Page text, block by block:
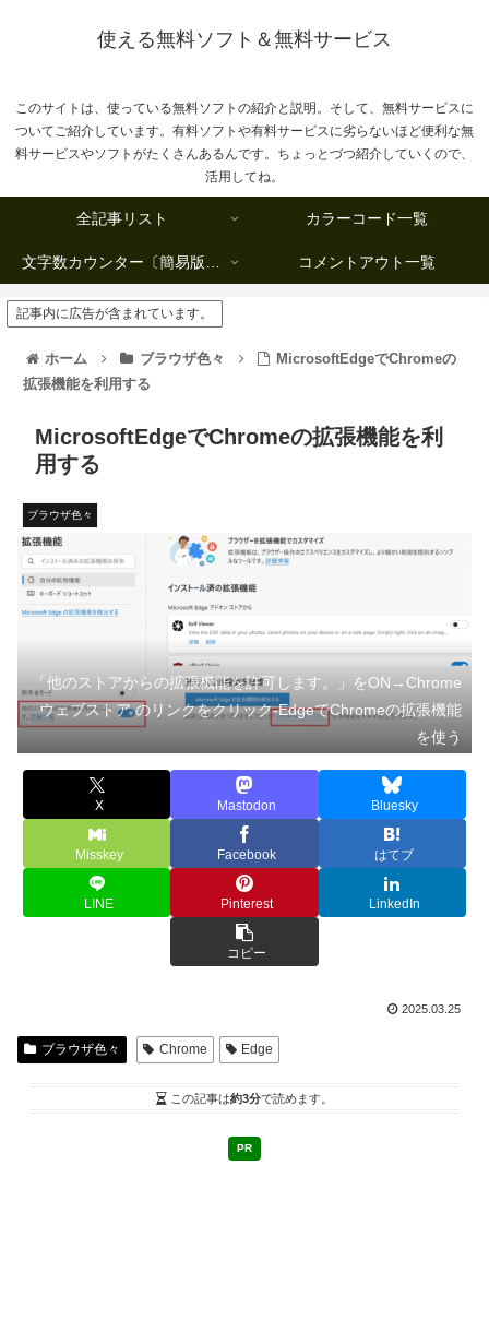
使える無料ソフト＆無料サービス
このサイトは、使っている無料ソフトの紹介と説明。そして、無料サービスに
ついてご紹介しています。有料ソフトや有料サービスに劣らないほど便利な無
料サービスやソフトがたくさんあるんです。ちょっとづつ紹介していくので、
活用してね。
全記事リスト カラーコード一覧
文字数カウンター〔簡易版複数行タイプ〕 コメントアウト一覧
記事内に広告が含まれています。
ホーム ブラウザ色々
MicrosoftEdgeでChromeの
拡張機能を利用する
MicrosoftEdgeでChromeの拡張機能を利
用する
ブラウザ色々
「他のストアからの拡張機能を許可します。」をON→Chrome
ウェブストア のリンクをクリック-EdgeでChromeの拡張機能
を使う
X Mastodon Bluesky
Misskey Facebook はてブ
LINE Pinterest LinkedIn
コピー
2025.03.25
ブラウザ色々 Chrome Edge
この記事は約3分で読めます。
PR